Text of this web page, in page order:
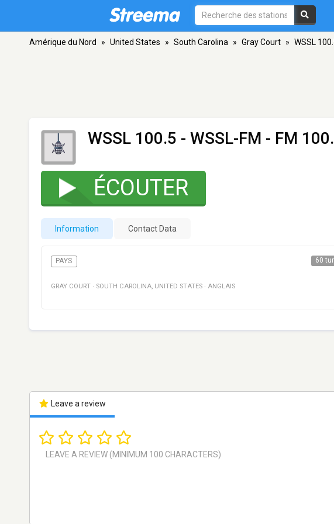
Amérique du Nord » United States » South Carolina » Gray Court » WSSL
WSSL 100.5 - WSSL-FM - FM
ÉCOUTER
Information Contact Data
PAYS 60
GRAY COURT · SOUTH CAROLINA, UNITED STATES · ANGLAIS
Leave a review